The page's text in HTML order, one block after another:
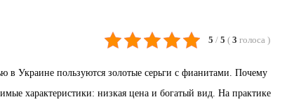
5 / 5 ( 3 голоса )
в Украине пользуются золотые серьги с фианитами. Почему
характеристики: низкая цена и богатый вид. На практике